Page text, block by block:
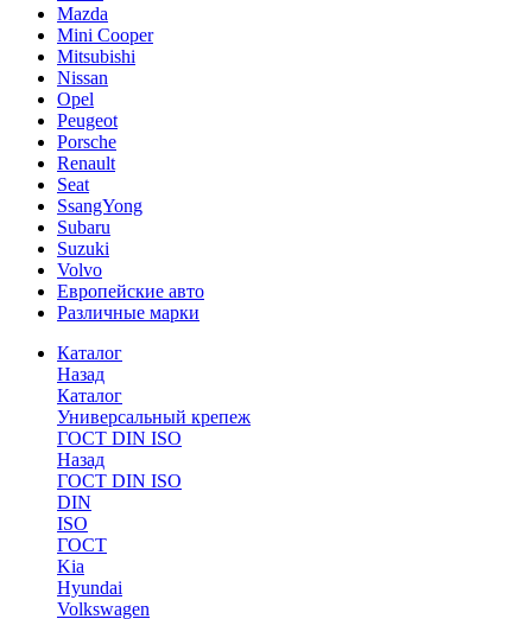
Mazda
Mini Cooper
Mitsubishi
Nissan
Opel
Peugeot
Porsche
Renault
Seat
SsangYong
Subaru
Suzuki
Volvo
Европейские авто
Различные марки
Каталог
Назад
Каталог
Универсальный крепеж
ГОСТ DIN ISO
Назад
ГОСТ DIN ISO
DIN
ISO
ГОСТ
Kia
Hyundai
Volkswagen